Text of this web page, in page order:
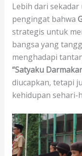
Lebih dari
pengingat bahwa
strategis untuk
bangsa yang
menghadapi
“Satyaku
diucapkan, tetapi
kehidupan sehari-